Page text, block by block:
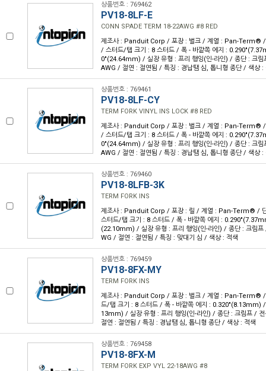
상품번호 : 769462
PV18-8LF-E
CONN SPADE TERM 18-22AWG #8 RED
제조사 : Panduit Corp / 포장 : 벌크 / 계열 : Pan-Term® /
/ 스터드/탭 크기 : 8 스터드 / 폭 - 바깥쪽 에지 :
0"(24.64mm) / 실장 유형 : 프리 행잉(인-라인) / 종단 : 크림
AWG / 절연 : 절연됨 / 특징 : 경납땜 심, 톱니형 종단 / 색상 :
상품번호 : 769461
PV18-8LF-CY
TERM FORK VINYL INS LOCK #8 RED
제조사 : Panduit Corp / 포장 : 벌크 / 계열 : Pan-Term® /
/ 스터드/탭 크기 : 8 스터드 / 폭 - 바깥쪽 에지 :
0"(24.64mm) / 실장 유형 : 프리 행잉(인-라인) / 종단 : 크림
AWG / 절연 : 절연됨 / 특징 : 경납땜 심, 톱니형 종단 / 색상 :
상품번호 : 769460
PV18-8LFB-3K
TERM FORK INS
제조사 : Panduit Corp / 포장 : 릴 / 계열 : Pan-Term® /
스터드/탭 크기 : 8 스터드 / 폭 - 바깥쪽 에지 :
(22.10mm) / 실장 유형 : 프리 행잉(인-라인) / 종단 : 크림프
WG / 절연 : 절연됨 / 특징 : 맞대기 심 / 색상 : 적색
상품번호 : 769459
PV18-8FX-MY
TERM FORK INS
제조사 : Panduit Corp / 포장 : 벌크 / 계열 : Pan-Term® /
드/탭 크기 : 8 스터드 / 폭 - 바깥쪽 에지 : 0.320"(8.13mm)
13mm) / 실장 유형 : 프리 행잉(인-라인) / 종단 : 크림프 /
절연 : 절연됨 / 특징 : 경납땜 심, 톱니형 종단 / 색상 : 적색
상품번호 : 769458
PV18-8FX-M
TERM FORK EXP VYL 22-18AWG #8